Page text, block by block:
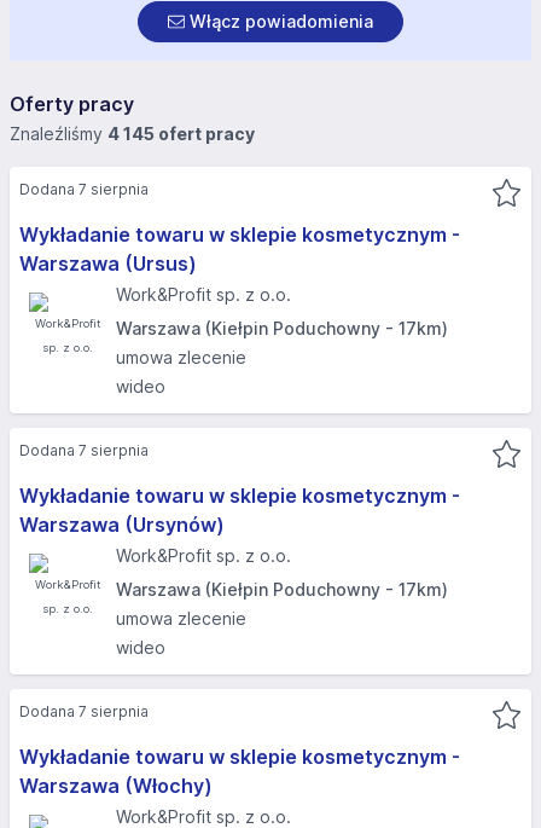
Włącz powiadomienia
Oferty pracy
Znaleźliśmy 4 145 ofert pracy
Wykładanie towaru w sklepie kosmetycznym -
Warszawa (Ursus)
Work&Profit sp. z o.o.
Warszawa (Kiełpin Poduchowny - 17km)
umowa zlecenie
wideo
Dodana 7 sierpnia
Wykładanie towaru w sklepie kosmetycznym -
Warszawa (Ursynów)
Work&Profit sp. z o.o.
Warszawa (Kiełpin Poduchowny - 17km)
umowa zlecenie
wideo
Dodana 7 sierpnia
Wykładanie towaru w sklepie kosmetycznym -
Warszawa (Włochy)
Work&Profit sp. z o.o.
Dodana 7 sierpnia